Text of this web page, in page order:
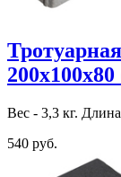
Вес - 3,3 кг.
540 руб.